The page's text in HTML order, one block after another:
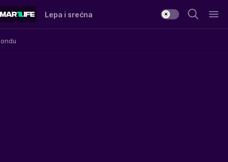
Lepa i srećna